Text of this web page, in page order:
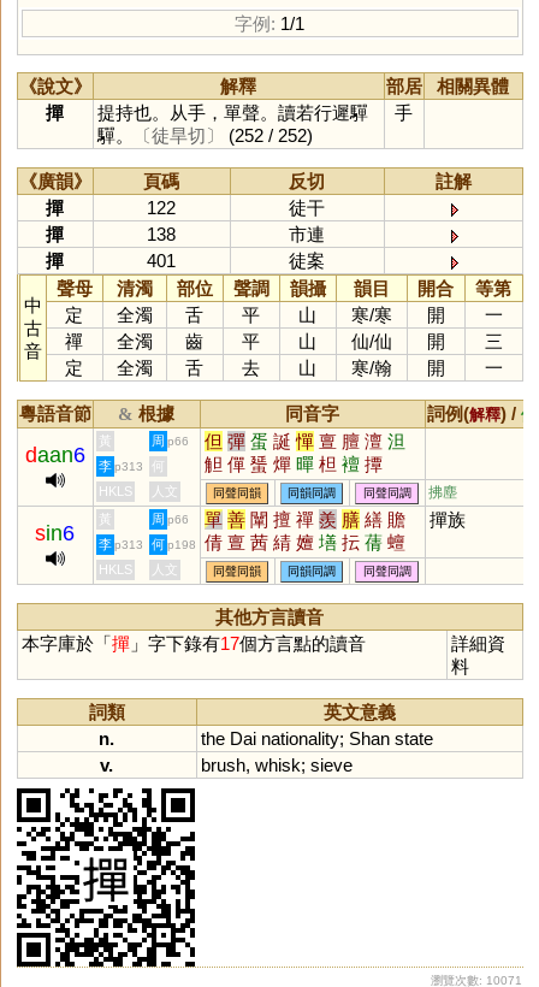
字例: 1/1
《說文》 解釋 部居
相關異體
撣
提持也。从手，單聲。讀若行遲驒
驒。
〔徒旱切〕 (252 / 252)
手
《廣韻》 頁碼 反切
註解
撣
122
徒干
撣
138
市連
撣
401 徒案
中
古
音
聲母 清濁 部位 聲調 韻攝 韻目 開合
等第
定
全濁 舌 平 山 寒/寒 開
一
禪
全濁 齒 平 山 仙/仙 開
三
定
全濁 舌 去 山 寒/翰 開 一
粵語音節 & 根據 同音字 詞例(解釋) /
daan6
黃 周 p66 但 彈 蛋 誕 憚 亶 膻 澶 泹
觛 僤 蜑 燀 暺 柦 襢 撢
李 p313
何
HKLS
人文 同聲同韻 同韻同調 同聲同調 拂塵
sin6
黃 周 p66 單 善 闡 擅 禪 羨 膳 繕 贍
倩 亶 茜 綪 嬗 墡 抎 蒨 蟺
樿 鄯 墠 羡
撣族
李 p313 何 p198
HKLS 人文 同聲同韻 同韻同調 同聲同調
其他方言讀音
本字庫於「撣」字下錄有17個方言點的讀音
詳細資
料
詞類
英文意義
n.
the Dai nationality; Shan state
v.
brush, whisk; sieve
瀏覽次數: 10071